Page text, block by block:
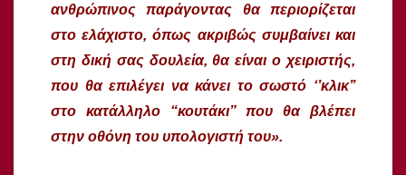
ανθρώπινος παράγοντας θα περιορίζεται
στο ελάχιστο, όπως ακριβώς συμβαίνει και
στη δική σας δουλεία, θα είναι ο χειριστής,
που θα επιλέγει να κάνει το σωστό ‘’κλικ’’
στο κατάλληλο “κουτάκι” που θα βλέπει
στην οθόνη του υπολογιστή του».